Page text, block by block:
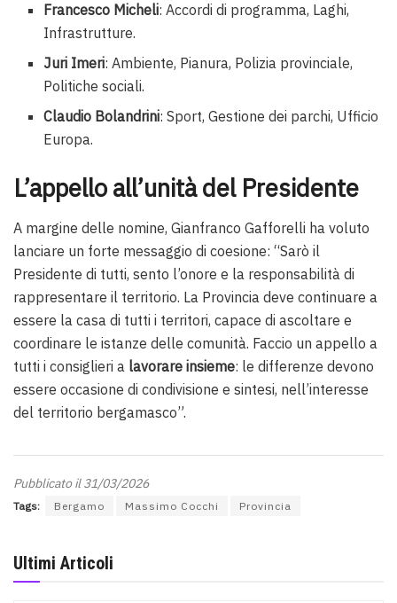
Francesco Micheli: Accordi di programma, Laghi,
Infrastrutture.
Juri Imeri: Ambiente, Pianura, Polizia provinciale,
Politiche sociali.
Claudio Bolandrini: Sport, Gestione dei parchi, Ufficio
Europa.
L’appello all’unità del Presidente
A margine delle nomine, Gianfranco Gafforelli ha voluto
lanciare un forte messaggio di coesione: “Sarò il
Presidente di tutti, sento l’onore e la responsabilità di
rappresentare il territorio. La Provincia deve continuare a
essere la casa di tutti i territori, capace di ascoltare e
coordinare le istanze delle comunità. Faccio un appello a
tutti i consiglieri a lavorare insieme: le differenze devono
essere occasione di condivisione e sintesi, nell’interesse
del territorio bergamasco”.
Pubblicato il 31/03/2026
Tags: Bergamo Massimo Cocchi Provincia
Ultimi Articoli